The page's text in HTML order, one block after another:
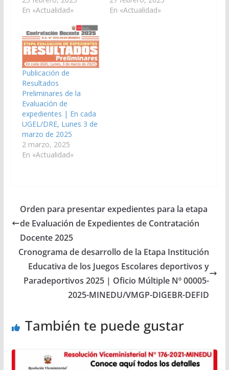
En «Actualidad»
En «Actualidad»
Publicación de
Resultados
Preliminares de la
Evaluación de
expedientes | En cada
UGEL/DRE, Lunes 3 de
marzo de 2025
2 marzo, 2025
En «Actualidad»
Orden para presentar expedientes para la etapa
de Evaluación de Expedientes de Contratación
Docente 2025
Cronograma de desarrollo de la Etapa Institución
Educativa de los Juegos Escolares deportivos y
Paradeportivos 2025 | Oficio Múltiple Nº 00005-
2025-MINEDU/VMGP-DIGEBR-DEFID
También te puede gustar